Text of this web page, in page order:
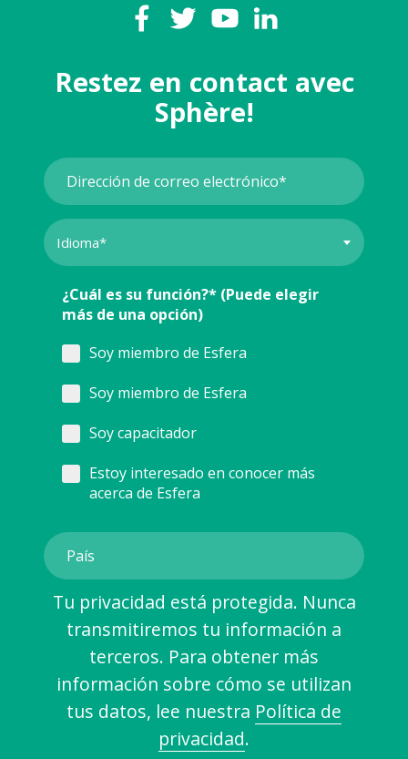
Restez en contact avec
Sphère!
¿Cuál es su función?* (Puede elegir
más de una opción)
Soy miembro de Esfera
Soy miembro de Esfera
Soy capacitador
Estoy interesado en conocer más
acerca de Esfera
Tu privacidad está protegida. Nunca
transmitiremos tu información a
terceros. Para obtener más
información sobre cómo se utilizan
tus datos, lee nuestra Política de
privacidad.